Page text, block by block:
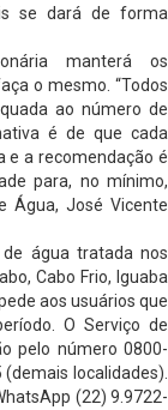
se dará de forma
manterá os
o mesmo. “Todos
ao número de
é de que cada
e a recomendação é
para, no mínimo,
Água, José Vicente
água tratada nos
Cabo Frio, Iguaba
aos usuários que
O Serviço de
pelo número 0800-
localidades).
(22) 9.9722-